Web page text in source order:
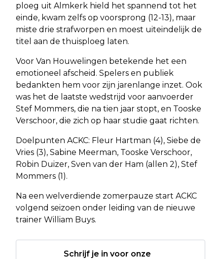
ploeg uit Almkerk hield het spannend tot het
einde, kwam zelfs op voorsprong (12-13), maar
miste drie strafworpen en moest uiteindelijk de
titel aan de thuisploeg laten.
Voor Van Houwelingen betekende het een
emotioneel afscheid. Spelers en publiek
bedankten hem voor zijn jarenlange inzet. Ook
was het de laatste wedstrijd voor aanvoerder
Stef Mommers, die na tien jaar stopt, en Tooske
Verschoor, die zich op haar studie gaat richten.
Doelpunten ACKC: Fleur Hartman (4), Siebe de
Vries (3), Sabine Meerman, Tooske Verschoor,
Robin Duizer, Sven van der Ham (allen 2), Stef
Mommers (1).
Na een welverdiende zomerpauze start ACKC
volgend seizoen onder leiding van de nieuwe
trainer William Buys.
Schrijf je in voor onze